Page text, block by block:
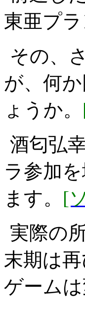
東亜プ
その、
が、何
ょうか。
酒匂弘
ラ参加
ます。 [
実際の
末期は
ゲーム